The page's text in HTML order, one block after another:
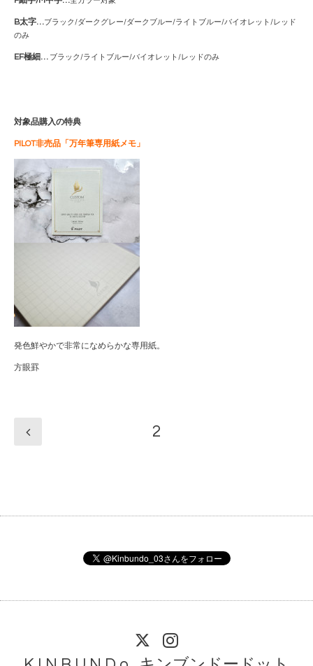
B太字…ブラック/ダークグレー/ダークブルー/ライトブルー/バイオレット/レッド
のみ
EF極細… ブラック/ライトブルー/バイオレット/レッドのみ
対象品購入の特典
PILOT非売品「万年筆専用紙メモ」
発色鮮やかで非常になめらかな専用紙。
方眼罫
2